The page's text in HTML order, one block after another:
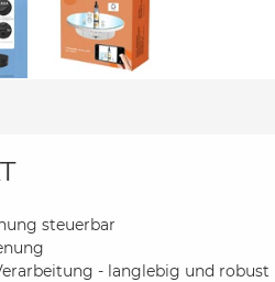
steuerbar
- langlebig und robust